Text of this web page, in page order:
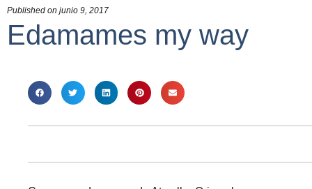
Published on junio 9, 2017
Edamames my way